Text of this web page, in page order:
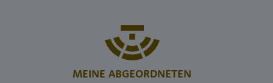
MEINE ABGEORDNETEN